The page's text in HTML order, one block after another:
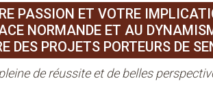
PASSION ET VOTRE
NORMANDE ET AU
DES PROJETS PORTEURS DE
de réussite et de belles